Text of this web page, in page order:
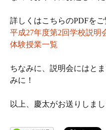
詳しくはこちらのPDFをご
平成27年度第2回学校説明
体験授業一覧
ちなみに、説明会にはと
みに！
以上、慶太がお送りしまし